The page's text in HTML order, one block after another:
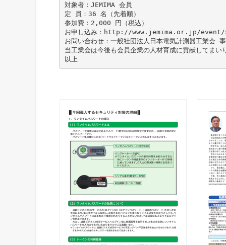
対象者：JEMIMA 会員
定 員：36 名（先着順）
参加費：2,000 円（税込）
お申し込み：http://www.jemima.or.jp/
お問い合わせ：一般社団法人日本電気計測器工業
当工業会は今後も会員企業の人材育成に貢献してまい